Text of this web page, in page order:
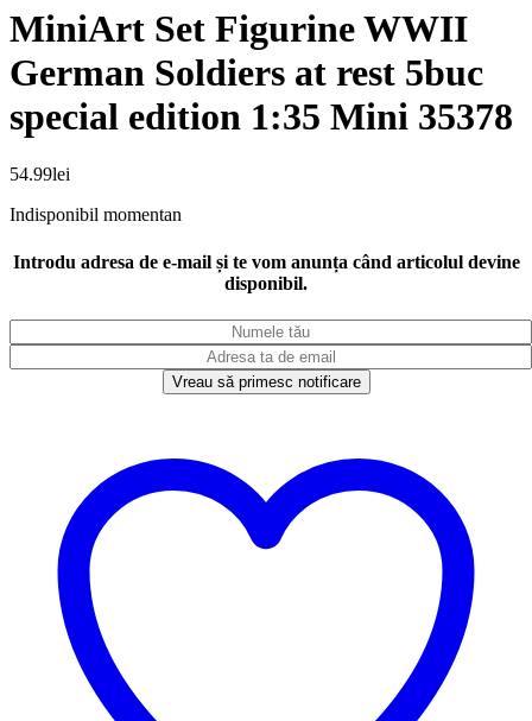
MiniArt Set Figurine WWII
German Soldiers at rest 5buc
special edition 1:35 Mini 35378
54.99lei
Indisponibil momentan
Introdu adresa de e-mail și te vom anunța când articolul devine
disponibil.
Vreau să primesc notificare